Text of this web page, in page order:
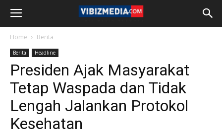
Home Berita
Berita Headline
Presiden Ajak Masyarakat
Tetap Waspada dan Tidak
Lengah Jalankan Protokol
Kesehatan